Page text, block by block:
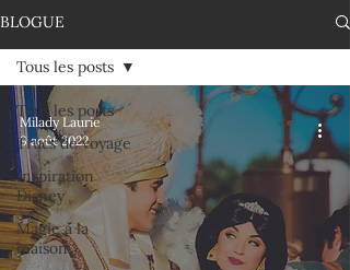
BLOGUE
Tous les posts
Trucs de voyage
Inspiration
Disney
Magie à la
maison
Tous les posts
Milady Laurie
9 août 2022